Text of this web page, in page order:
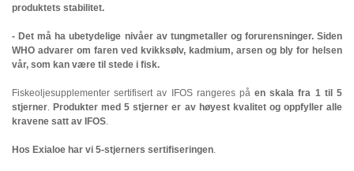
produktets stabilitet.
- Det må ha ubetydelige nivåer av tungmetaller og forurensninger. Siden
WHO advarer om faren ved kvikksølv, kadmium, arsen og bly for helsen
vår, som kan være til stede i fisk.
Fiskeoljesupplementer sertifisert av IFOS rangeres påen skala fra 1 til 5
stjerner. Produkter med 5 stjerner er av høyest kvalitet og oppfyller alle
kravene satt av IFOS.
Hos Exialoe har vi 5-stjerners sertifiseringen.